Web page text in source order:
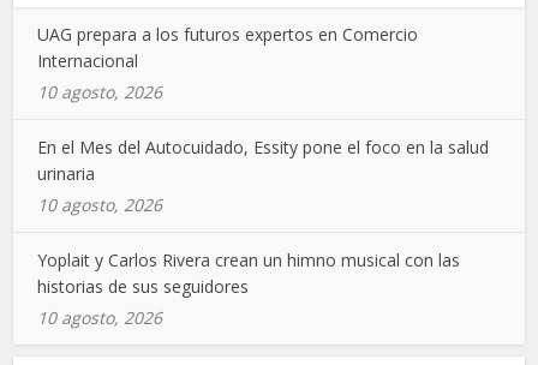
UAG prepara a los futuros expertos en Comercio
Internacional
10 agosto, 2026
En el Mes del Autocuidado, Essity pone el foco en la salud
urinaria
10 agosto, 2026
Yoplait y Carlos Rivera crean un himno musical con las
historias de sus seguidores
10 agosto, 2026